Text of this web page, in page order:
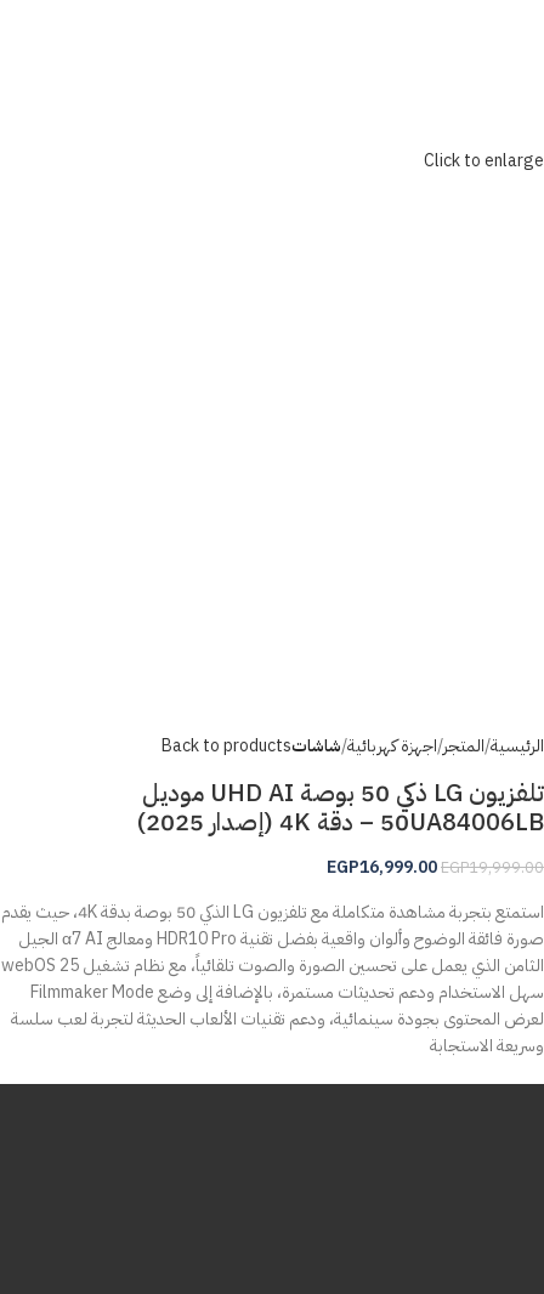
Click to enlarge
الرئيسية المتجر اجهزة كهربائية شاشاتBack to products
تلفزيون LG ذكي 50 بوصة UHD AI موديل
50UA84006LB – دقة 4K (إصدار 2025)
EGP19,999.00
EGP16,999.00
استمتع بتجربة مشاهدة متكاملة مع تلفزيون LG الذكي 50 بوصة بدقة 4K، حيث يقدم
صورة فائقة الوضوح وألوان واقعية بفضل تقنية HDR10 Pro ومعالج α7 AI الجيل
الثامن الذي يعمل على تحسين الصورة والصوت تلقائياً، مع نظام تشغيل webOS 25
سهل الاستخدام ودعم تحديثات مستمرة، بالإضافة إلى وضع Filmmaker Mode
لعرض المحتوى بجودة سينمائية، ودعم تقنيات الألعاب الحديثة لتجربة لعب سلسة
وسريعة الاستجابة